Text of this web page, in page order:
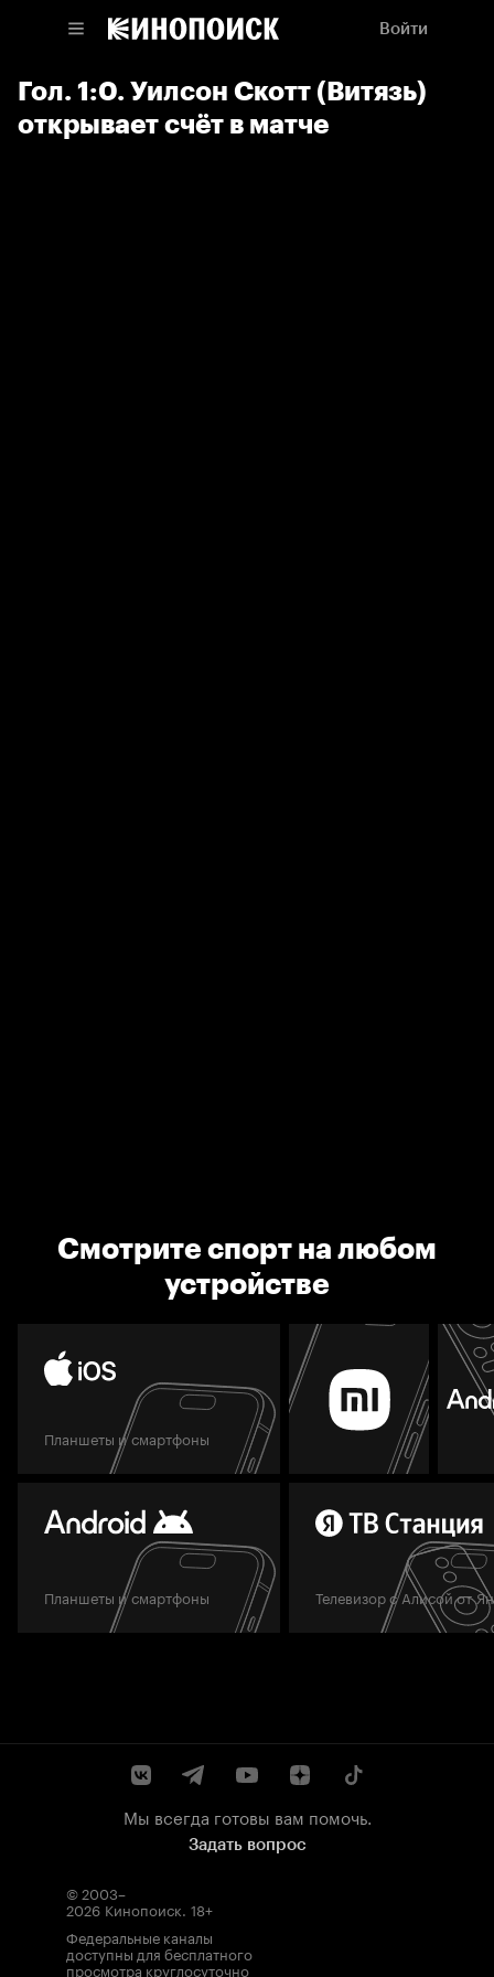
Войти
Гол. 1:0. Уилсон Скотт (Витязь)
открывает счёт в матче
Смотрите спорт на любом
устройстве
Планшеты и смартфоны
Планшеты и смартфоны Телевизор с Алисой от
Мы всегда готовы вам помочь.
Задать вопрос
© 2003–
2026 Кинопоиск. 18+
Федеральные каналы
доступны для бесплатного
просмотра круглосуточно